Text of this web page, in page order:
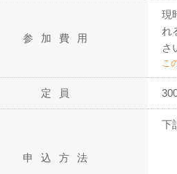
参加費用
現
れ
さ
こ
定員
申込方法
下